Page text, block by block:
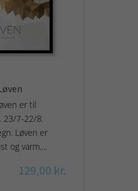
er til
23/7-22/8.
Løven er
og varm....
129,00 kr.